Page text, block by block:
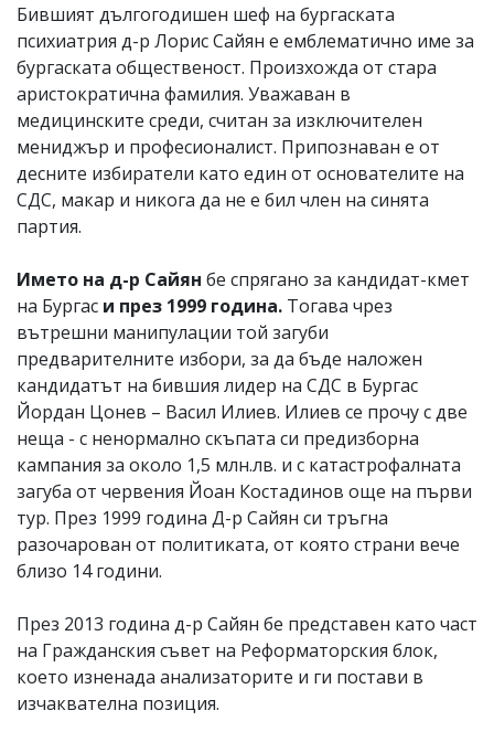
Бившият дългогодишен шеф на бургаската
психиатрия д-р Лорис Сайян е емблематично име за
бургаската общественост. Произхожда от стара
аристократична фамилия. Уважаван в
медицинските среди, считан за изключителен
мениджър и професионалист. Припознаван е от
десните избиратели като един от основателите на
СДС, макар и никога да не е бил член на синята
партия.
Името на д-р Сайян бе спрягано за кандидат-кмет
на Бургас и през 1999 година. Тогава чрез
вътрешни манипулации той загуби
предварителните избори, за да бъде наложен
кандидатът на бившия лидер на СДС в Бургас
Йордан Цонев – Васил Илиев. Илиев се прочу с две
неща - с ненормално скъпата си предизборна
кампания за около 1,5 млн.лв. и с катастрофалната
загуба от червения Йоан Костадинов още на първи
тур. През 1999 година Д-р Сайян си тръгна
разочарован от политиката, от която страни вече
близо 14 години.
През 2013 година д-р Сайян бе представен като част
на Гражданския съвет на Реформаторския блок,
което изненада анализаторите и ги постави в
изчаквателна позиция.